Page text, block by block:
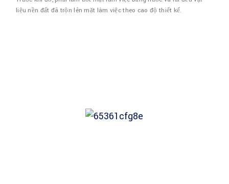
liệu nền đất đã trộn lên mặt làm việc theo cao độ thiết kế.